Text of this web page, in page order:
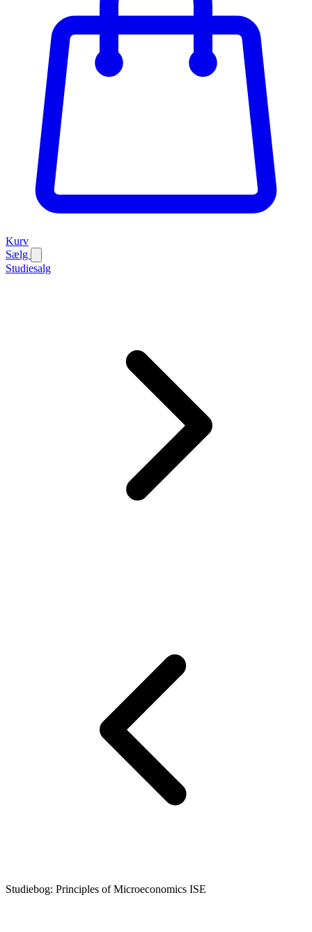
Kurv
Sælg
Studiesalg
Studiebog: Principles of Microeconomics ISE